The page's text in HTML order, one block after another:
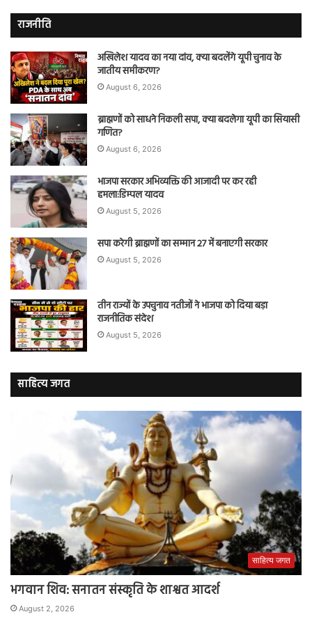
राजनीति
अखिलेश यादव का नया दांव, क्या बदलेंगे यूपी चुनाव के
जातीय समीकरण?
August 6, 2026
ब्राह्मणों को साधने निकली सपा, क्या बदलेगा यूपी का सियासी
गणित?
August 6, 2026
भाजपा सरकार अभिव्यक्ति की आजादी पर कर रही
हमला:डिम्पल यादव
August 5, 2026
सपा करेगी ब्राह्मणों का सम्मान 27 में बनाएगी सरकार
August 5, 2026
तीन राज्यों के उपचुनाव नतीजों ने भाजपा को दिया बड़ा
राजनीतिक संदेश
August 5, 2026
साहित्य जगत
साहित्य जगत
भगवान शिव: सनातन संस्कृति के शाश्वत आदर्श
August 2, 2026